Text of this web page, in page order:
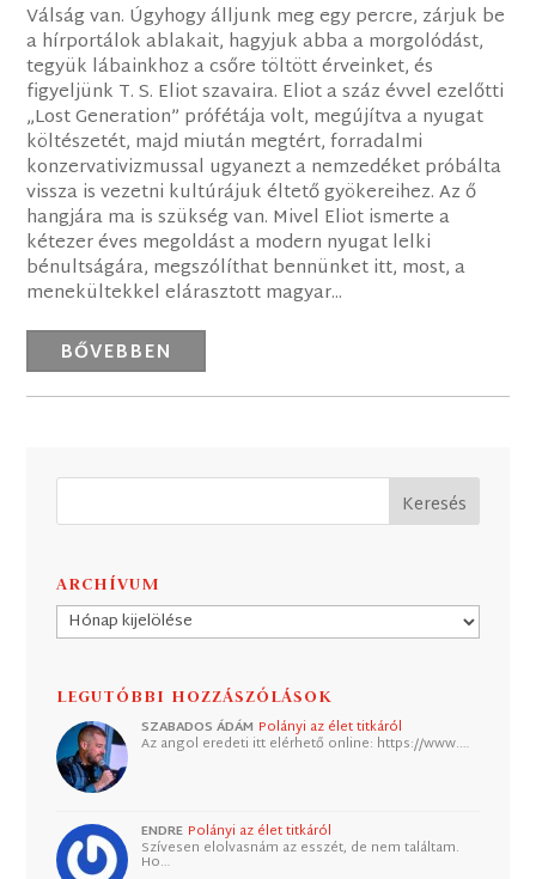
Válság van. Úgyhogy álljunk meg egy percre, zárjuk be
a hírportálok ablakait, hagyjuk abba a morgolódást,
tegyük lábainkhoz a csőre töltött érveinket, és
figyeljünk T. S. Eliot szavaira. Eliot a száz évvel ezelőtti
„Lost Generation” prófétája volt, megújítva a nyugat
költészetét, majd miután megtért, forradalmi
konzervativizmussal ugyanezt a nemzedéket próbálta
vissza is vezetni kultúrájuk éltető gyökereihez. Az ő
hangjára ma is szükség van. Mivel Eliot ismerte a
kétezer éves megoldást a modern nyugat lelki
bénultságára, megszólíthat bennünket itt, most, a
menekültekkel elárasztott magyar...
BŐVEBBEN
ARCHÍVUM
Archívum
LEGUTÓBBI HOZZÁSZÓLÁSOK
SZABADOS ÁDÁM Polányi az élet titkáról
Az angol eredeti itt elérhető online: https://www.…
ENDRE Polányi az élet titkáról
Szívesen elolvasnám az esszét, de nem találtam.
Ho…